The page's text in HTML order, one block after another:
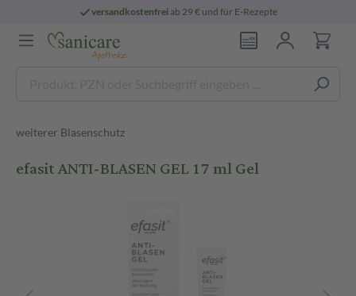
versandkostenfreiab 29 € und für E-Rezepte
weiterer Blasenschutz
efasit ANTI-BLASEN GEL 17 ml Gel